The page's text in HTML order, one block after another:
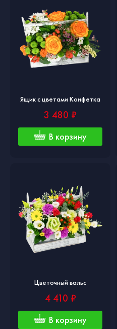
Ящик с цветами Конфетка
3 480 ₽
В корзину
Цветочный вальс
4 410 ₽
В корзину